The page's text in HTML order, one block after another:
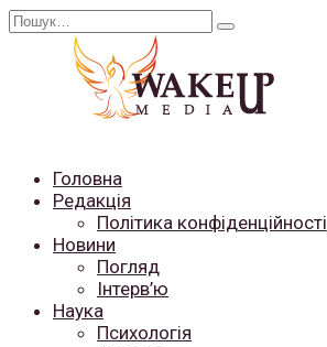
Перейти
Search
Головна
Редакція
Політика конфіденційності
Новини
Погляд
Інтерв’ю
Наука
Психологія